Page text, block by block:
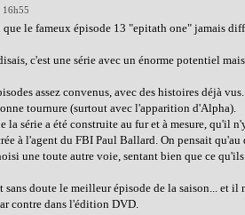
16h55
le fameux épisode 13 "epitath one" jamais
c'est une série avec un énorme potentiel
assez convenus, avec des histoires déjà
tournure (surtout avec l'apparition d'Alpha).
série a été construite au fur et à mesure, qu'il
à l'agent du FBI Paul Ballard. On pensait
une toute autre voie, sentant bien que ce
doute le meilleur épisode de la saison... et
contre dans l'édition DVD.